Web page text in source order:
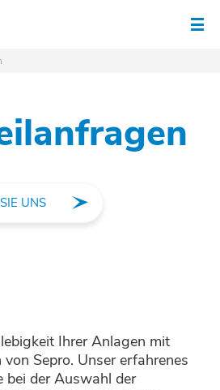
UNS
Ihrer Anlagen mit
Sepro. Unser erfahrenes
bei der Auswahl der